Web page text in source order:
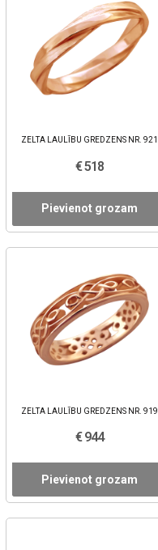
ZELTA LAULĪBU GREDZENS NR. 921
€ 518
Pievienot grozam
ZELTA LAULĪBU GREDZENS NR. 919
€ 944
Pievienot grozam